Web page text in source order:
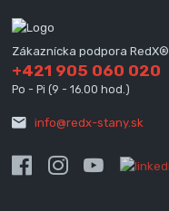
Zákaznícka podpora RedX®
+421 905 060 020
Po - Pi (9 - 16.00 hod.)
info@redx-stany.sk